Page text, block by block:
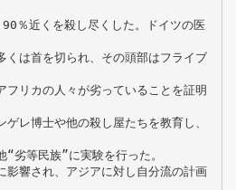
％近くを殺し尽くした。ドイツの医
くは首を切られ、その頭部はフライブ
フリカの人々が劣っていることを証明
レ博士や他の殺し屋たちを教育し、
劣等民族”に実験を行った。
影響され、アジアに対し自分流の計画